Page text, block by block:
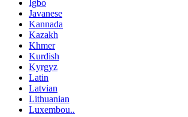
Igbo
Javanese
Kannada
Kazakh
Khmer
Kurdish
Kyrgyz
Latin
Latvian
Lithuanian
Luxembou..